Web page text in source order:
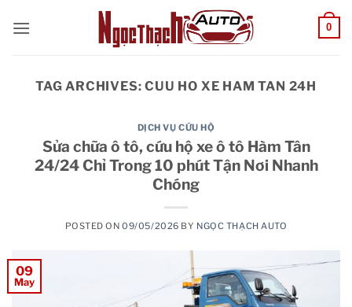
0
TAG ARCHIVES:CUU HO XE HAM TAN 24H
DỊCH VỤ CỨU HỘ
Sửa chữa ô tô, cứu hộ xe ô tô Hàm Tân
24/24 Chỉ Trong 10 phút Tận Nơi Nhanh
Chóng
POSTED ON09/05/2026 BY NGỌC THẠCH AUTO
09
May